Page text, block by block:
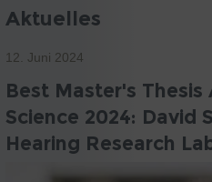
Aktuelles
12. Juni 2024
Best Master's Thesis
Science 2024: David
Hearing Research